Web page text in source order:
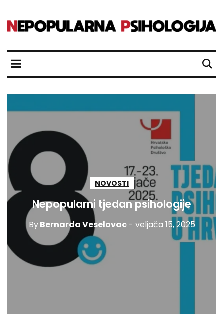
NOVOSTI
Nepopularni tjedan psihologije
ByBernarda Veselovac - veljača 15, 2025